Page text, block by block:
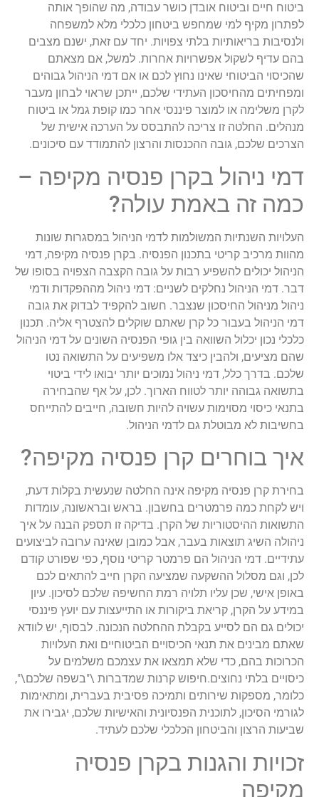
ביטוח חיים וביטוח אובדן כושר עבודה, מה שהופך אותה
לפתרון מקיף למי שמחפש ביטחון כלכלי מלא למשפחה
ולנסיבות בריאותיות בלתי צפויות. יחד עם זאת, ישנם מצבים
בהם עדיף לשקול אפשרויות אחרות. למשל, אם מצאתם
שהכיסוי הביטוחי שאינו נחוץ לכם או אם דמי הניהול גבוהים
ומפחיתים מהחיסכון העתידי שלכם, ייתכן שראוי לבחון מעבר
לקרן משלימה או למוצר פיננסי אחר כמו קופת גמל או ביטוח
מנהלים. החלטה זו צריכה להתבסס על הערכה אישית של
הצרכים שלכם, גובה ההכנסות והרצון להתמודד עם סיכונים.
דמי ניהול בקרן פנסיה מקיפה –
כמה זה באמת עולה?
העלויות השנתיות המשולמות לדמי הניהול במסגרות שונות
מהוות מרכיב קריטי בתכנון הפנסיה. בקרן פנסיה מקיפה, דמי
הניהול יכולים להשפיע רבות על גובה הקצבה הצפויה בסופו של
דבר. דמי הניהול נחלקים לשניים: דמי ניהול מההפקדות ודמי
ניהול מניהול החיסכון שנצבר. חשוב להקפיד לבדוק את גובה
דמי הניהול בעבור כל קרן שאתם שוקלים להצטרף אליה. תכנון
כלכלי נכון יכלול השוואה בין גופי הפנסיה השונים על דמי הניהול
שהם מציעים, ולהבין כיצד אלו משפיעים על התשואה נטו
שלכם. בדרך כלל, דמי ניהול נמוכים יותר יבואו לידי ביטוי
בתשואה גבוהה יותר לטווח הארוך. לכן, על אף שהבחירה
בתנאי כיסוי מסוימות עשויה להיות חשובה, חייבים להתייחס
בחשיבות לא מבוטלת גם לדמי הניהול.
איך בוחרים קרן פנסיה מקיפה?
בחירת קרן פנסיה מקיפה אינה החלטה שנעשית בקלות דעת,
ויש לקחת כמה פרמטרים בחשבון. בראש ובראשונה, עומדות
התשואות ההיסטוריות של הקרן. בדיקה זו תספק הבנה על איך
ניהולה השיג תוצאות בעבר, אבל כמובן שאינה ערובה לביצועים
עתידיים. דמי הניהול הם פרמטר קריטי נוסף, כפי שפורט קודם
לכן, וגם מסלול ההשקעה שמציעה הקרן חייב להתאים לכם
באופן אישי, שכן עליו תלויה רמת החשיפה שלכם לסיכון. עיון
במידע על הקרן, קריאת ביקורות או התייעצות עם יועץ פיננסי
יכולים גם הם לסייע בקבלת ההחלטה הנכונה. לבסוף, יש לוודא
שאתם מבינים את תנאי הכיסויים הביטוחיים ואת העלויות
הכרוכות בהם, כדי שלא תמצאו את עצמכם משלמים על
כיסויים בלתי נחוצים.חיפוש קרנות שמדברות \"בשפה שלכם\",
כלומר, מספקות שירותים ותמיכה פסיבית בעברית, ומתאימות
לגורמי הסיכון, לתוכנית הפנסיונית והאישיות שלכם, יגבירו את
שביעות הרצון והביטחון הכלכלי שלכם לעתיד.
זכויות והגנות בקרן פנסיה
מקיפה